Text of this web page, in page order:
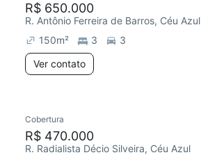
R$ 650.000
R. Antônio Ferreira de Barros, Céu Azul
150m² 3
3
Ver contato
Cobertura
R$ 470.000
R. Radialista Décio Silveira, Céu Azul